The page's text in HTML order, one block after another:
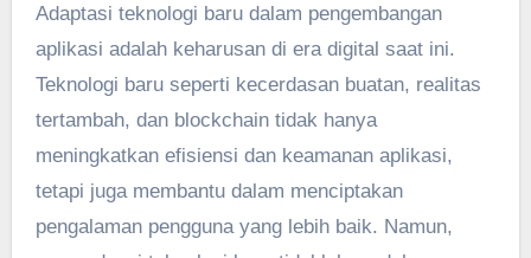
Adaptasi teknologi baru dalam pengembangan
aplikasi adalah keharusan di era digital saat ini.
Teknologi baru seperti kecerdasan buatan, realitas
tertambah, dan blockchain tidak hanya
meningkatkan efisiensi dan keamanan aplikasi,
tetapi juga membantu dalam menciptakan
pengalaman pengguna yang lebih baik. Namun,